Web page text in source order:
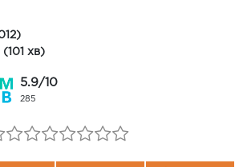
(101 хв)
5.9/10
285